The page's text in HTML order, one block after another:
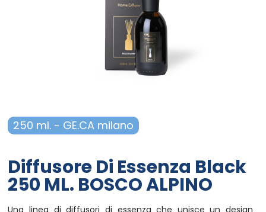
Campania - Basilicata - Calabria
Cialde Lavazza compatibili Nespresso®*
Confetture, miele, creme di cacao
Aceto
Pomodoro
Prodotti per animali
Diffusori-Profumatori-Deodoranti-
Candele
250 ml. - GE.CA milano
Diffusore Di Essenza Black
250 ML. BOSCO ALPINO